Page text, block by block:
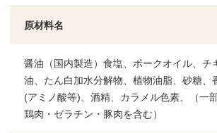
原材料名
醤油（国内製造）食塩、ポークオイル、チ
油、たん白加水分解物、植物油脂、砂糖、
(アミノ酸等)、酒精、カラメル色素、（一
鶏肉・ゼラチン・豚肉を含む）